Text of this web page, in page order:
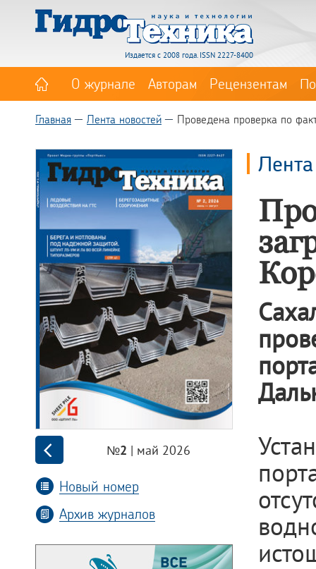
Издается с 2008 года. ISSN 2227-8400
О журнале Авторам Рецензентам
Главная Лента новостей Проведена проверка по
№2 | май 2026
Новый номер
Архив журналов